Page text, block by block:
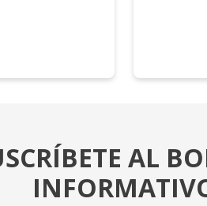
AL